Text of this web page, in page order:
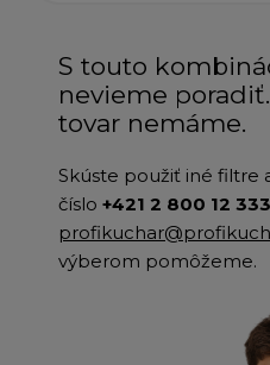
S touto
nevieme
tovar nemáme.
Skúste použiť iné filtre
číslo +421 2 800 12 333
výberom pomôžeme.